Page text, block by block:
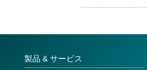
製品 & サービス